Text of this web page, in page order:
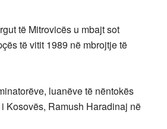
të Mitrovicës u mbajt sot
të vitit 1989 në mbrojtje të
luanëve të nëntokës
Kosovës, Ramush Haradinaj në